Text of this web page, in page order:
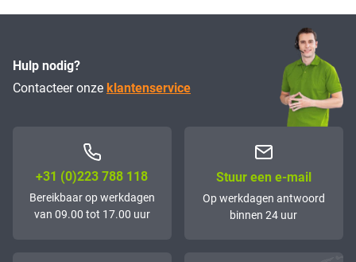
Hulp nodig?
Contacteer onze klantenservice
+31 (0)223 788 118
Bereikbaar op werkdagen
van 09.00 tot 17.00 uur
Stuur een e-mail
Op werkdagen antwoord
binnen 24 uur